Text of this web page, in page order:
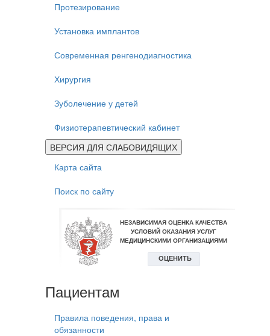
Протезирование
Установка имплантов
Современная ренгенодиагностика
Хирургия
Зуболечение у детей
Физиотерапевтический кабинет
ВЕРСИЯ ДЛЯ СЛАБОВИДЯЩИХ
Карта сайта
Поиск по сайту
Пациентам
Правила поведения, права и
обязанности